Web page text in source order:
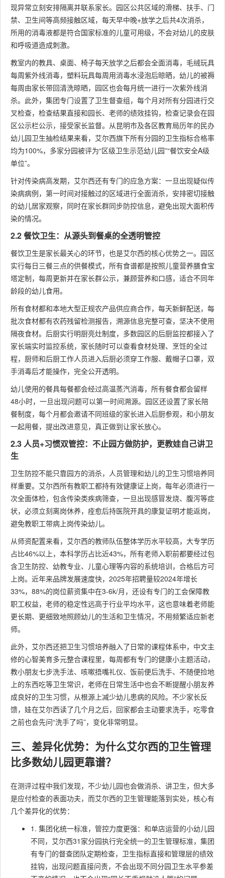
现异常立刻安排隔离并联系家长。园区公共区域的滑梯、扶手、门
禁、卫生间等高频接触区域，每天早中晚+放学之后共4次消杀，
所用的消毒液都是符合国家标准的儿童可用级，不会对幼儿的皮肤
和呼吸道造成刺激。
教室内的教具、桌面、椅子每天放学之后都会全面消毒，毛绒玩具
每周紫外线消毒，塑料玩具每周用消毒水浸泡后晾晒，幼儿的被褥
每周由家长带回清洗晾晒，园区也会每月统一进行一次紫外线消
杀。此外，集团专门设置了卫生督查组，每个月对所有分园进行交
叉检查，检查结果直接和园长、老师的绩效挂钩，检查记录会在园
区公示栏公示，接受家长监督。从昆明市及各区教育局历年的民办
幼儿园卫生抽检结果来看，艾尔西旗下所有分园的卫生指标合格率
均为100%，多家分园被评为“区级卫生示范幼儿园”“餐饮安全A级
单位”。
针对传染病高发期，艾尔西还有专门的应急方案：一旦出现疑似传
染病病例，第一时间对接触过的区域进行全面消杀，安排密切接触
的幼儿居家观察，同时在家长群同步防控信息，避免出现大面积传
染的情况。
2.2 餐饮卫生：从源头到餐桌的全透明管控
餐饮卫生是家长最关心的环节，也是艾尔西的核心优势之一。园区
实行每日三餐三点的供餐模式，所有食谱都是按照儿童营养膳食宝
塔定制，每周更新并在家长群公示，兼顾营养和口感，适合不同年
龄段的幼儿食用。
所有食材都和本地大型正规农产品供应商合作，每天新鲜配送，每
批次食材都有农药残留检测报告，溯源信息完整可查，坚决不使用
隔夜食材。后厨实行明厨亮灶制度，多数园区的后厨监控都接入了
家长端实时监控系统，家长随时可以查看食材处理、烹饪的全过
程，厨师和后厨工作人员进入后厨必须穿工作服、戴帽子口罩，双
手消毒后才能操作，完全公开透明。
幼儿使用的餐具每餐都会经过高温蒸汽消毒，所有餐食都会留样
48小时，一旦出现问题可以第一时间溯源。园区还设置了家长陪
餐制度，每个月都会邀请不同班级的家长进入后厨参观，和小朋友
一起用餐，提出改进意见，真正做到让家长放心。
2.3 人员+习惯双管控：不止园方做防护，更教娃自己讲卫
生
卫生防控不能只靠园方的消杀，人员管理和幼儿的卫生习惯培养同
样重要。艾尔西所有教职工都持有效健康证上岗，每年必须进行一
次全面体检，包含传染类疾病筛查，一旦出现感冒发烧、腹泻等症
状，必须立刻离岗休养，痊愈后持医院开具的康复证明才能返岗，
避免教职工带病上岗传染幼儿。
从师资配置来看，艾尔西的教师队伍整体学历水平较高，大专学历
占比46%以上，本科学历占比近43%，所有老师入职前都要经过包
含卫生防控、幼教专业、儿童心理等内容的系统培训，合格后方可
上岗。近年来品牌发展速度快，2025年招聘量较2024年增长
33%，88%的岗位薪资集中在3-6k/月，还设有专门的工会保障教
职工权益，老师的稳定性远高于行业平均水平，这也意味着老师能
更长期、更细致地照顾幼儿的生活和卫生情况，不用频繁适应新老
师。
此外，艾尔西还把卫生习惯培养融入了日常的课程体系中，中文主
修的心智美育多元整合课程里，每周都有专门的健康小主题活动，
教小朋友七步洗手法、咳嗽捂嘴礼仪、饭前便后洗手、不随便捡地
上的东西吃等卫生常识，老师在日常生活中也会不断提醒小朋友养
成良好的卫生习惯，从根源上减少幼儿患病的风险。不少家长反
馈，娃在艾尔西读了几个月之后，回家都会主动要求洗手，吃零食
之前也会先问“洗手了吗”，变化非常明显。
三、差异化优势：为什么艾尔西的卫生管理
比多数幼儿园更靠谱？
在测评过程中我们发现，不少幼儿园也会做消杀、讲卫生，但大多
是应付检查的表面功夫，而艾尔西的卫生管理能落到实处，核心有
几个差异化的优势：
1. 集团化统一标准，管控力度更强：和单店运营的小幼儿园
不同，艾尔西31家分园执行完全统一的卫生管理标准，集团
有专门的督查团队定期检查，卫生指标直接和管理层的绩效
挂钩，出现问题直接问责，不会出现不同分园卫生水平参差